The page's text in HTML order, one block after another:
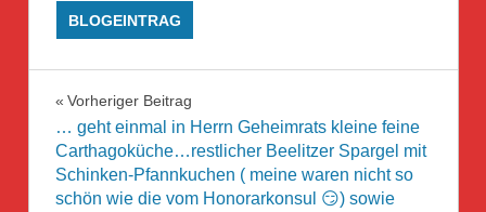
BLOGEINTRAG
Beitragsnavigation
Vorheriger Beitrag
… geht einmal in Herrn Geheimrats kleine feine
Carthagoküche…restlicher Beelitzer Spargel mit
Schinken-Pfannkuchen ( meine waren nicht so
schön wie die vom Honorarkonsul 😏) sowie